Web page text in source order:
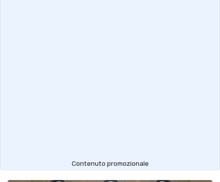
Contenuto promozionale